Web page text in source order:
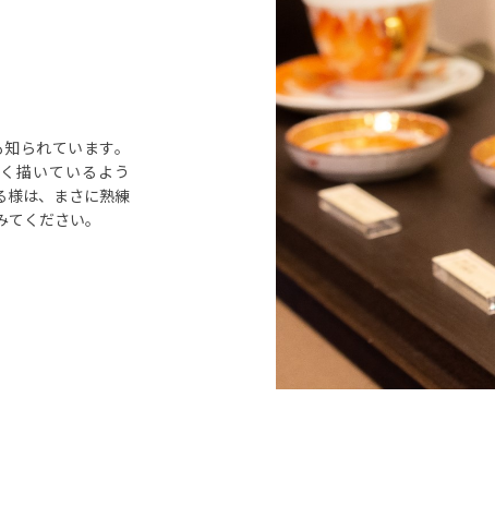
られています。
描いているよう
様は、まさに熟練
ください。